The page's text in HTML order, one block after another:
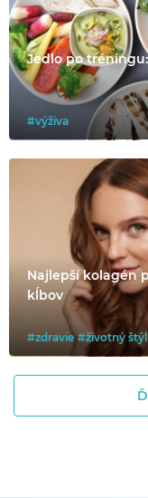
Jedlo po
#výživa
Najlepší kolagén
kĺbov
#zdravie #životný štýl